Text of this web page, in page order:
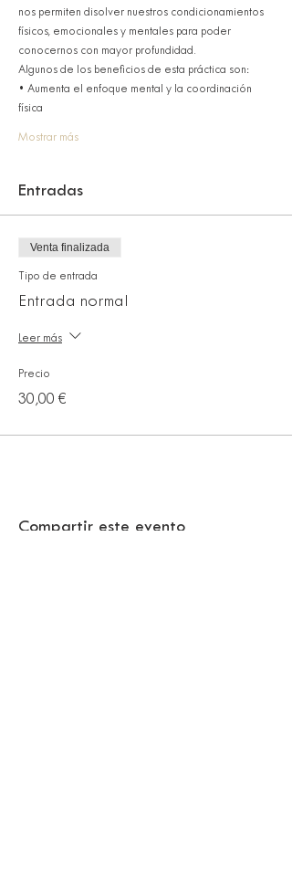
nos permiten disolver nuestros condicionamientos
físicos, emocionales y mentales para poder
conocernos con mayor profundidad.
Algunos de los beneficios de esta práctica son:
• Aumenta el enfoque mental y la coordinación
física
Mostrar más
Entradas
Venta finalizada
Tipo de entrada
Entrada normal
Leer más
Precio
30,00 €
Compartir este evento